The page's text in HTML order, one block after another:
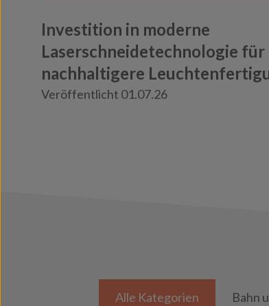
Investition in moderne
Laserschneidetechnologie für
nachhaltigere
Veröffentlicht 01.07.26
Knowledge
Alle Kategorien Bahn